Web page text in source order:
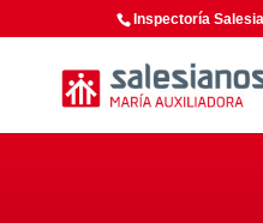
Inspectoría